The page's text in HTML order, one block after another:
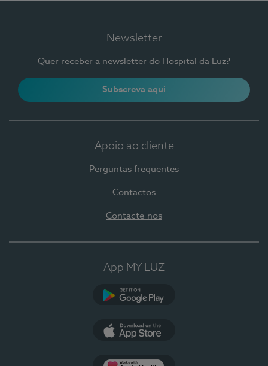
Newsletter
Quer receber a newsletter do Hospital da Luz?
Subscreva aqui
Apoio ao cliente
Perguntas frequentes
Contactos
Contacte-nos
App MY LUZ